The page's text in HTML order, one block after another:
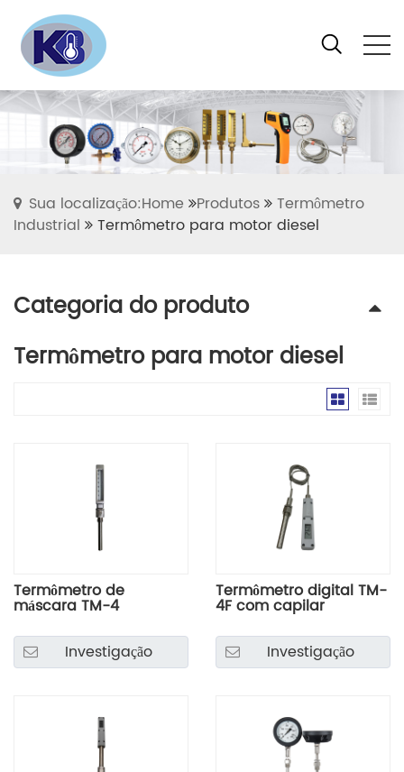
Sua localização:Home Produtos
Termômetro
Industrial
Termômetro para motor diesel
Categoria do produto
Termômetro para motor diesel
Termômetro de
máscara TM-4
Investigação
Termômetro digital TM-
4F com capilar
Investigação